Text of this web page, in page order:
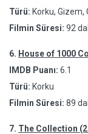
Türü: Korku, Gizem,
Filmin Süresi: 92
6. House of 1000
IMDB Puanı: 6.1
Türü: Korku
Filmin Süresi: 89
7. The Collection